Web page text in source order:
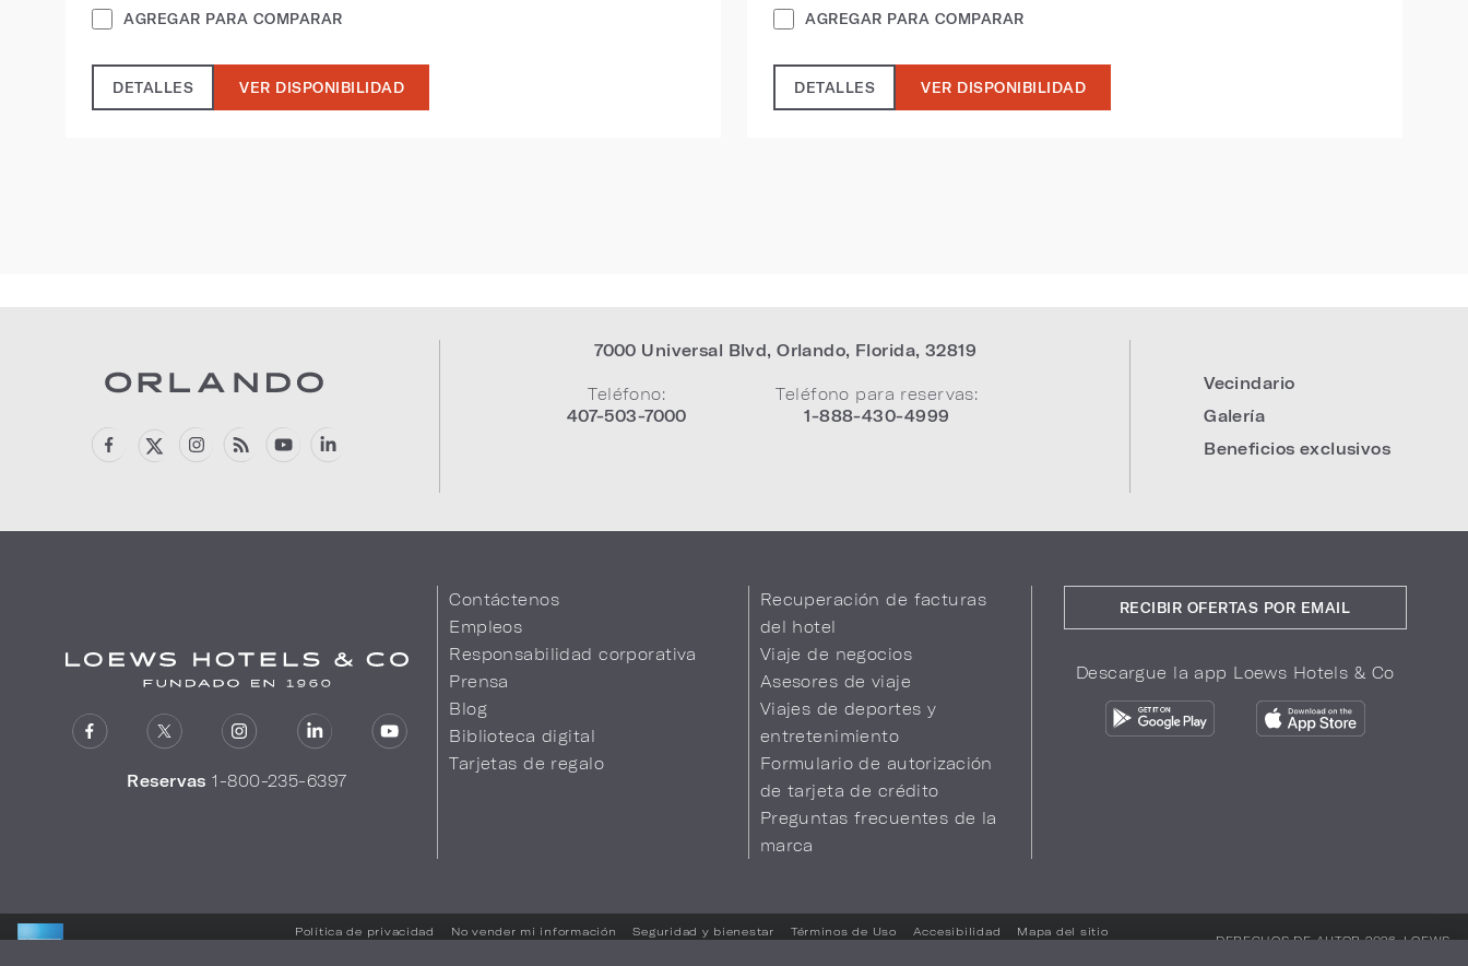
AGREGAR PARA COMPARAR
DETALLES VER DISPONIBILIDAD
AGREGAR PARA COMPARAR
DETALLES VER DISPONIBILIDAD
7000 Universal Blvd,Orlando, Florida, 32819
Teléfono:
407-503-7000
Teléfono para reservas:
1-888-430-4999
Vecindario
Galería
Beneficios exclusivos
Reservas 1-800-235-6397
Contáctenos
Empleos
Responsabilidad corporativa
Prensa
Blog
Biblioteca digital
Tarjetas de regalo
Recuperación de facturas
del hotel
Viaje de negocios
Asesores de viaje
Viajes de deportes y
entretenimiento
Formulario de autorización
de tarjeta de crédito
Preguntas frecuentes de la
marca
RECIBIR OFERTAS POR EMAIL
Descargue la app Loews Hotels & Co
Política de privacidad No vender mi información Seguridad y bienestar Términos de Uso Accesibilidad Mapa del sitio
DERECHOS DE AUTOR 2026.LOEWS